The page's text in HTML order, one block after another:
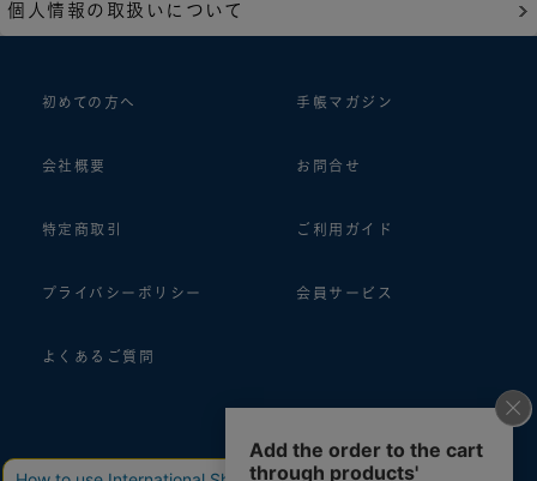
個人情報の取扱いについて
初めての方へ 手帳マガジン
会社概要 お問合せ
特定商取引 ご利用ガイド
プライバシーポリシー 会員サービス
よくあるご質問
follow us!